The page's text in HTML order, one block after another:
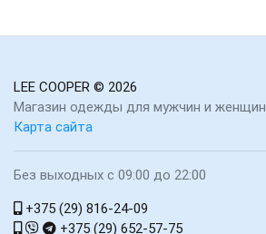
LEE COOPER © 2026
Магазин одежды для мужчин и женщин
Карта сайта
Без выходных с 09:00 до 22:00
+375 (29) 816-24-09
+375 (29) 652-57-75